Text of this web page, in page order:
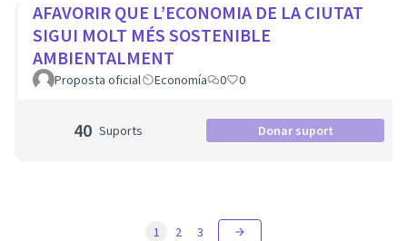
AFAVORIR QUE L’ECONOMIA DE LA CIUTAT
SIGUI MOLT MÉS SOSTENIBLE
AMBIENTALMENT
Proposta oficial Economía 0 0
40 Suports Donar suport
1 2 3